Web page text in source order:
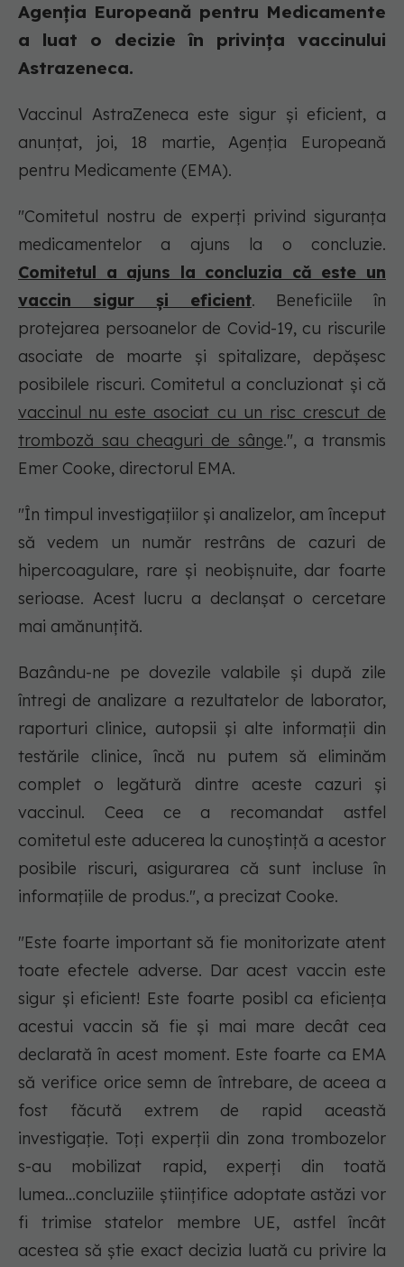
Agenția Europeană pentru Medicamente
a luat o decizie în privința vaccinului
Astrazeneca.
Vaccinul AstraZeneca este sigur și eficient, a
anunțat, joi, 18 martie, Agenția Europeană
pentru Medicamente (EMA).
"Comitetul nostru de experți privind siguranța
medicamentelor a ajuns la o concluzie.
Comitetul a ajuns la concluzia că este un
vaccin sigur și eficient. Beneficiile în
protejarea persoanelor de Covid-19, cu riscurile
asociate de moarte și spitalizare, depășesc
posibilele riscuri. Comitetul a concluzionat și că
vaccinul nu este asociat cu un risc crescut de
tromboză sau cheaguri de sânge.", a transmis
Emer Cooke, directorul EMA.
"În timpul investigațiilor și analizelor, am început
să vedem un număr restrâns de cazuri de
hipercoagulare, rare și neobișnuite, dar foarte
serioase. Acest lucru a declanșat o cercetare
mai amănunțită.
Bazându-ne pe dovezile valabile și după zile
întregi de analizare a rezultatelor de laborator,
raporturi clinice, autopsii și alte informații din
testările clinice, încă nu putem să eliminăm
complet o legătură dintre aceste cazuri și
vaccinul. Ceea ce a recomandat astfel
comitetul este aducerea la cunoștință a acestor
posibile riscuri, asigurarea că sunt incluse în
informațiile de produs.", a precizat Cooke.
"Este foarte important să fie monitorizate atent
toate efectele adverse. Dar acest vaccin este
sigur și eficient! Este foarte posibl ca eficiența
acestui vaccin să fie și mai mare decât cea
declarată în acest moment. Este foarte ca EMA
să verifice orice semn de întrebare, de aceea a
fost făcută extrem de rapid această
investigație. Toți experții din zona trombozelor
s-au mobilizat rapid, experți din toată
lumea...concluziile științifice adoptate astăzi vor
fi trimise statelor membre UE, astfel încât
acestea să știe exact decizia luată cu privire la